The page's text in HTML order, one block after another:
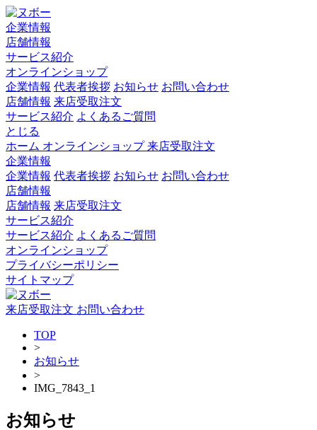
企業情報
店舗情報
サービス紹介
オンラインショップ
企業情報 代表者挨拶 お知らせ お問い合わせ
店舗情報 来店受取注文
サービス紹介 よくあるご質問
とじる
ホーム オンラインショップ来店受取注文
企業情報
企業情報 代表者挨拶 お知らせ お問い合わせ
店舗情報
店舗情報 来店受取注文
サービス紹介
サービス紹介 よくあるご質問
オンラインショップ
プライバシーポリシー
サイトマップ
来店受取注文 お問い合わせ
TOP
>
お知らせ
>
IMG_7843_1
お知らせ